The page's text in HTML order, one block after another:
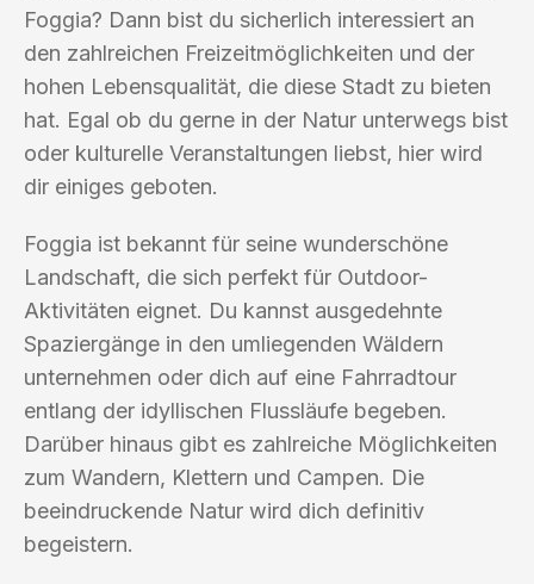
Foggia? Dann bist du sicherlich interessiert an
den zahlreichen Freizeitmöglichkeiten und der
hohen Lebensqualität, die diese Stadt zu bieten
hat. Egal ob du gerne in der Natur unterwegs bist
oder kulturelle Veranstaltungen liebst, hier wird
dir einiges geboten.
Foggia ist bekannt für seine wunderschöne
Landschaft, die sich perfekt für Outdoor-
Aktivitäten eignet. Du kannst ausgedehnte
Spaziergänge in den umliegenden Wäldern
unternehmen oder dich auf eine Fahrradtour
entlang der idyllischen Flussläufe begeben.
Darüber hinaus gibt es zahlreiche Möglichkeiten
zum Wandern, Klettern und Campen. Die
beeindruckende Natur wird dich definitiv
begeistern.